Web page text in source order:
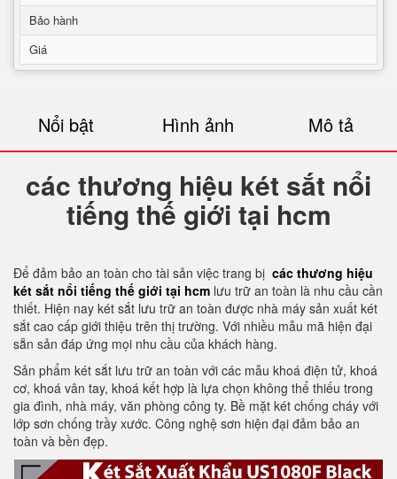
Bảo hành
Giá
Nổi bật Hình ảnh Mô tả
các thương hiệu két sắt nổi
tiếng thế giới tại hcm
Để đảm bảo an toàn cho tài sản việc trang bị các thương hiệu
két sắt nổi tiếng thế giới tại hcm lưu trữ an toàn là nhu cầu cần
thiết. Hiện nay két sắt lưu trữ an toàn được nhà máy sản xuất két
sắt cao cấp giới thiệu trên thị trường. Với nhiều mẫu mã hiện đại
sẵn sản đáp ứng mọi nhu cầu của khách hàng.
Sản phẩm két sắt lưu trữ an toàn với các mẫu khoá điện tử, khoá
cơ, khoá vân tay, khoá kết hợp là lựa chọn không thể thiếu trong
gia đình, nhà máy, văn phòng công ty. Bề mặt két chống cháy với
lớp sơn chống trầy xước. Công nghệ sơn hiện đại đảm bảo an
toàn và bền đẹp.